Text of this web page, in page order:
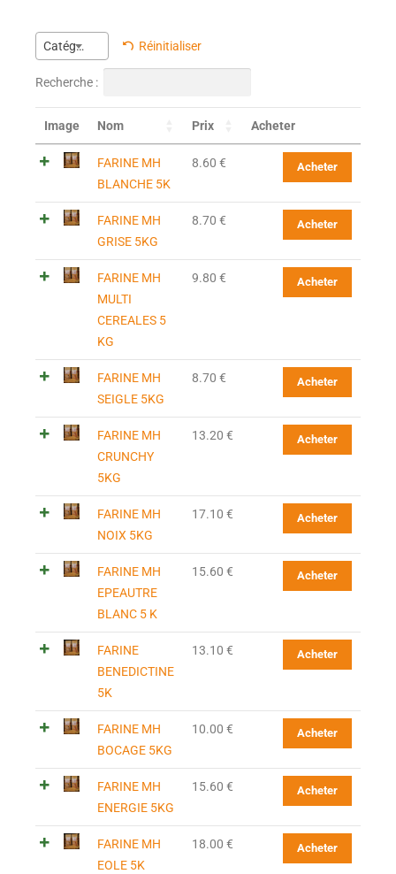
Catégorie Réinitialiser
Recherche :
Image Nom Prix Acheter
FARINE MH
BLANCHE 5K
8.60 € Acheter
FARINE MH
GRISE 5KG
8.70 € Acheter
FARINE MH
MULTI
CEREALES 5
KG
9.80 € Acheter
FARINE MH
SEIGLE 5KG
8.70 € Acheter
FARINE MH
CRUNCHY
5KG
13.20 € Acheter
FARINE MH
NOIX 5KG
17.10 € Acheter
FARINE MH
EPEAUTRE
BLANC 5 K
15.60 € Acheter
FARINE
BENEDICTINE
5K
13.10 € Acheter
FARINE MH
BOCAGE 5KG
10.00 € Acheter
FARINE MH
ENERGIE 5KG
15.60 € Acheter
FARINE MH
EOLE 5K
18.00 € Acheter